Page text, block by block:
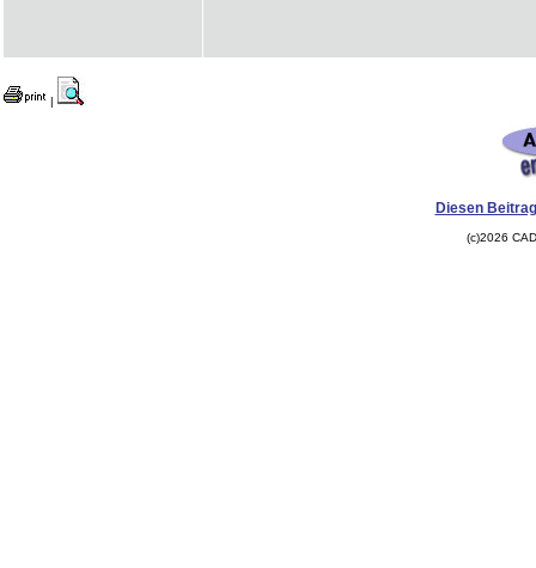
|
Diesen
(c)2026